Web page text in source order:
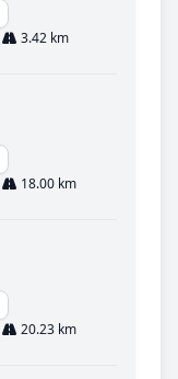
3.42 km
18.00 km
20.23 km